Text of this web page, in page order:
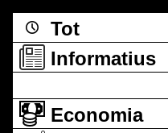
Tot
Informatius
Economia